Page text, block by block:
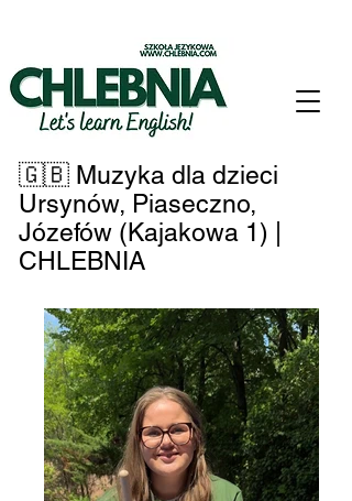
🇬🇧 Muzyka dla dzieci
Ursynów, Piaseczno,
Józefów (Kajakowa 1) |
CHLEBNIA